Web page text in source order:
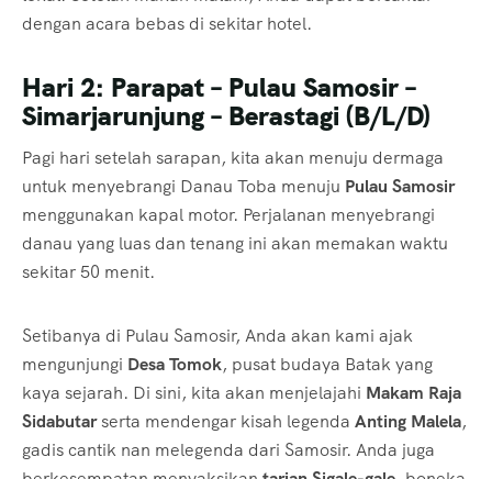
dengan acara bebas di sekitar hotel.
Hari 2: Parapat – Pulau Samosir –
Simarjarunjung – Berastagi (B/L/D)
Pagi hari setelah sarapan, kita akan menuju dermaga
untuk menyebrangi Danau Toba menuju Pulau Samosir
menggunakan kapal motor. Perjalanan menyebrangi
danau yang luas dan tenang ini akan memakan waktu
sekitar 50 menit.
Setibanya di Pulau Samosir, Anda akan kami ajak
mengunjungi Desa Tomok, pusat budaya Batak yang
kaya sejarah. Di sini, kita akan menjelajahi Makam Raja
Sidabutarserta mendengar kisah legenda Anting Malela,
gadis cantik nan melegenda dari Samosir. Anda juga